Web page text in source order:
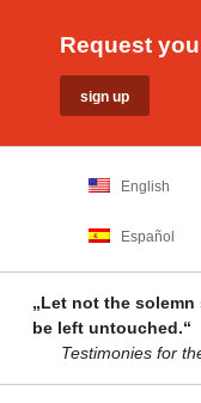
Request
English
Español
„Let not the
be left untouched.“
Testimonies for the